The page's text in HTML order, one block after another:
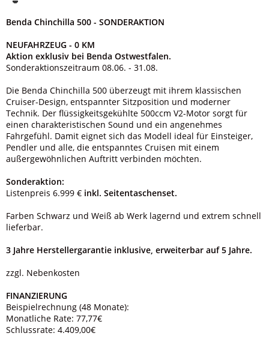
Benda Chinchilla 500 - SONDERAKTION
NEUFAHRZEUG - 0 KM
Aktion exklusiv bei Benda Ostwestfalen.
Sonderaktionszeitraum 08.06. - 31.08.
Die Benda Chinchilla 500 überzeugt mit ihrem klassischen
Cruiser-Design, entspannter Sitzposition und moderner
Technik. Der flüssigkeitsgekühlte 500ccm V2-Motor sorgt für
einen charakteristischen Sound und ein angenehmes
Fahrgefühl. Damit eignet sich das Modell ideal für Einsteiger,
Pendler und alle, die entspanntes Cruisen mit einem
außergewöhnlichen Auftritt verbinden möchten.
Sonderaktion:
Listenpreis 6.999 € inkl. Seitentaschenset.
Farben Schwarz und Weiß ab Werk lagernd und extrem schnell
lieferbar.
3 Jahre Herstellergarantie inklusive, erweiterbar auf 5 Jahre.
zzgl. Nebenkosten
FINANZIERUNG
Beispielrechnung (48 Monate):
Monatliche Rate: 77,77€
Schlussrate: 4.409,00€